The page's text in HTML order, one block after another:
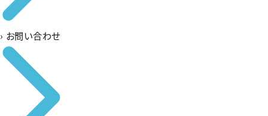
› お問い合わせ